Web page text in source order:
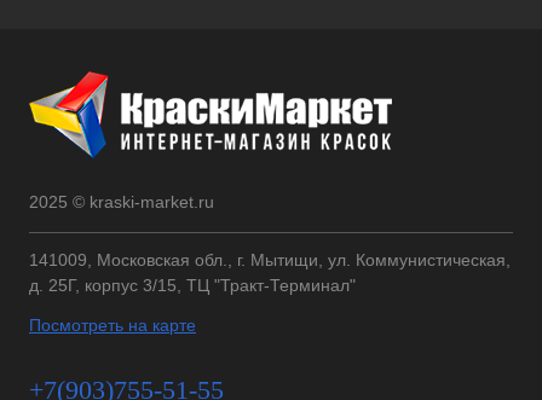
2025 © kraski-market.ru
141009, Московская обл., г. Мытищи, ул. Коммунистическая,
д. 25Г, корпус 3/15, ТЦ "Тракт-Терминал"
Посмотреть на карте
+7(903)755-51-55